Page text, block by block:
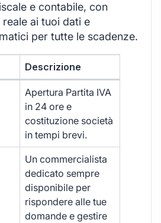
e contabile, con
ai tuoi dati e
per tutte le scadenze.
Descrizione
Apertura Partita IVA
in 24 ore e
costituzione società
in tempi brevi.
Un commercialista
dedicato sempre
disponibile per
rispondere alle tue
domande e gestire